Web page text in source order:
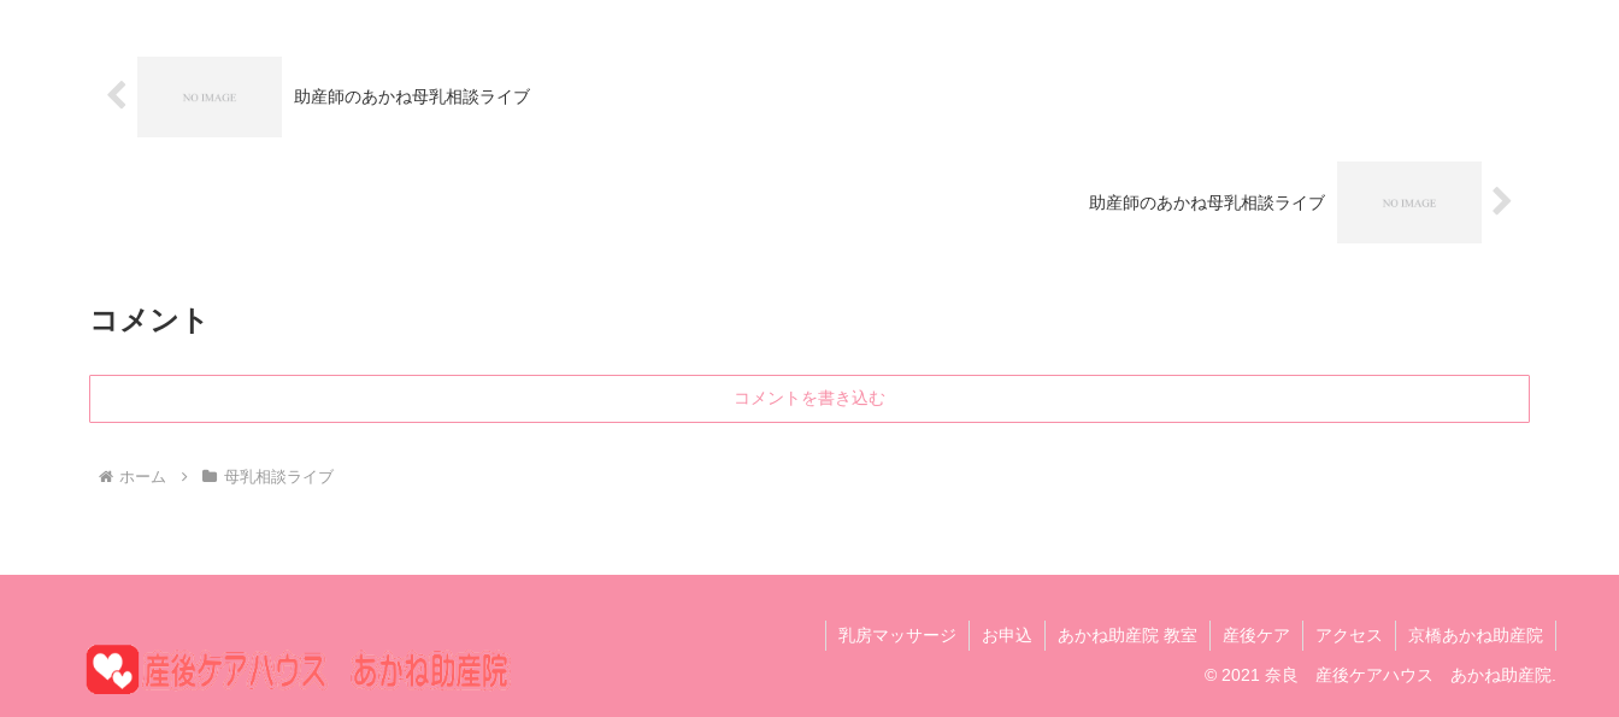
助産師のあかね母乳相談ライブ
助産師のあかね母乳相談ライブ
コメント
コメントを書き込む
ホーム 母乳相談ライブ
乳房マッサージ お申込 あかね助産院 教室 産後ケア アクセス 京橋あかね助産院
© 2021 奈良 産後ケアハウス あかね助産院.